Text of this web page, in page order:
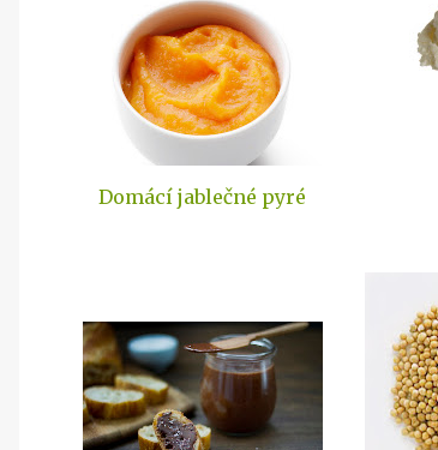
Domácí jablečné pyré